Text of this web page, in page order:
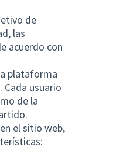
de
las
acuerdo con
plataforma
usuario
de la
el sitio web,